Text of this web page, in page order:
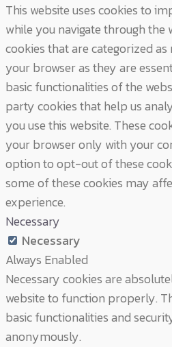
This website uses cookies to
while you navigate through the
cookies that are categorized
your browser as they are
basic functionalities of the
party cookies that help us
you use this website. These
your browser only with your
option to opt-out of these
some of these cookies may
experience.
Necessary
Necessary
Always Enabled
Necessary cookies are
website to function properly.
basic functionalities and
anonymously.